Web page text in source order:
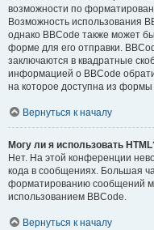
возможности по
Возможность использования
однако BBCode также может
форме для его отправки.
заключаются в квадратные
информацией о BBCode
на которое доступна из
Вернуться к началу
Могу ли я использовать
Нет. На этой конференции
кода в сообщениях. Большая
форматированию сообщений
использованием BBCode.
Вернуться к началу